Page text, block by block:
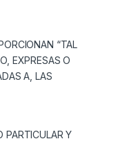
“TAL
EXPRESAS O
A, LAS
PARTICULAR Y